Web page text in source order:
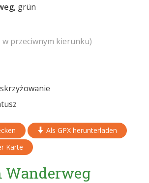
, grün
w przeciwnym kierunku)
Als GPX herunterladen
Karte
Wanderweg